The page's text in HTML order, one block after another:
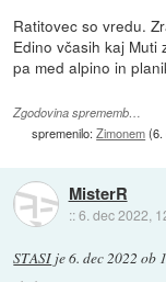
Ratitovec so vredu.
Edino včasih kaj Muti
pa med alpino in
Zgodovina sprememb…
spremenilo:Zimonem(6.
MisterR
::6. dec 2022,
STASI je6. dec 2022 ob